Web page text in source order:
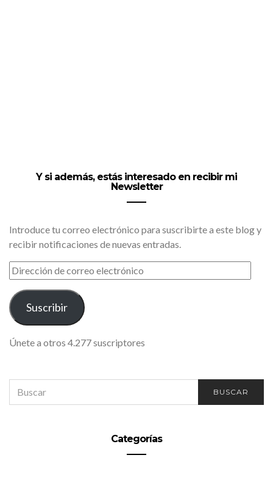
Y si además, estás interesado en recibir mi
Newsletter
Introduce tu correo electrónico para suscribirte a este blog y
recibir notificaciones de nuevas entradas.
DIRECCIÓN
DE
CORREO
ELECTRÓNICO
Suscribir
Únete a otros 4.277 suscriptores
FOR:
BUSCAR
Categorías